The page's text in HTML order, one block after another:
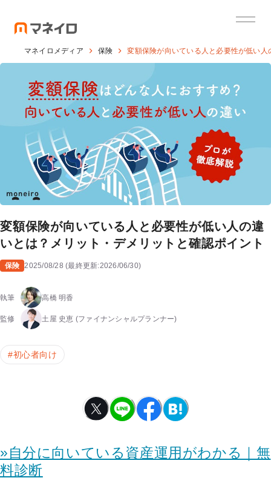
マネイロメディア 保険 変額保険が向いている人と必要性が低い
変額保険が向いている人と必要性が低い人の違
いとは？メリット・デメリットと確認ポイント
保険 2025/08/28 (最終更新:2026/06/30)
執筆 高橋 明香
監修 土屋 史恵 (ファイナンシャルプランナー)
#初心者向け
»自分に向いている資産運用がわかる｜無
料診断